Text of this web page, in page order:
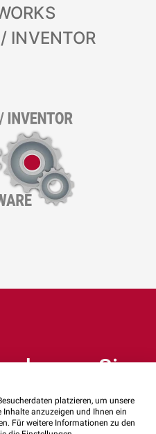
INVENTOR
an Sie
platzieren, um unsere
Inhalte anzuzeigen und Ihnen ein
Für weitere Informationen zu den